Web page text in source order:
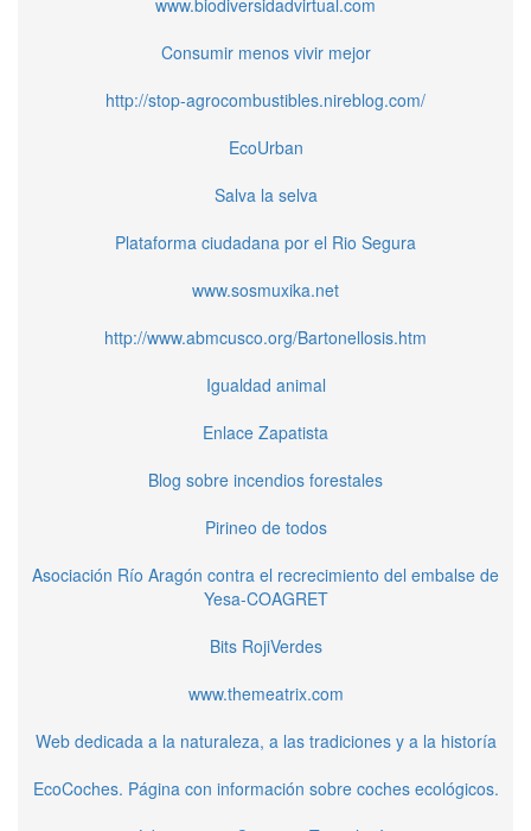
Consumir menos vivir mejor
http://stop-agrocombustibles.nireblog.com/
EcoUrban
Salva la selva
Plataforma ciudadana por el Rio Segura
www.sosmuxika.net
http://www.abmcusco.org/Bartonellosis.htm
Igualdad animal
Enlace Zapatista
Blog sobre incendios forestales
Pirineo de todos
Asociación Río Aragón contra el recrecimiento del embalse de
Yesa-COAGRET
Bits RojiVerdes
www.themeatrix.com
Web dedicada a la naturaleza, a las tradiciones y a la historía
EcoCoches. Página con información sobre coches ecológicos.